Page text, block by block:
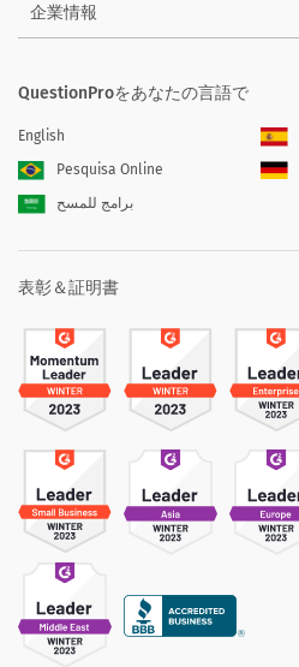
企業情報
QuestionProをあなたの言語で
English
Pesquisa Online
برامج للمسح
表彰＆証明書